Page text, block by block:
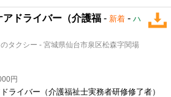
ドライバー（介護福 - 新着 - ハ
クシー - 宮城県仙台市泉区松森字関場
円
ライバー（介護福祉士実務者研修修了者）